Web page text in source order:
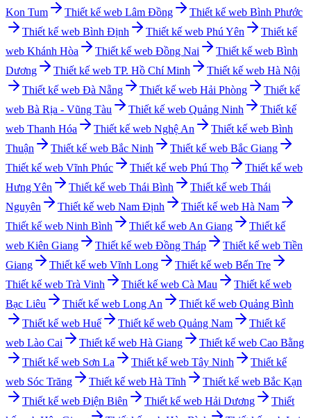
Kon Tum
Thiết kế web Lâm Đồng Thiết kế web Bình Phước
Thiết kế web Bình Định Thiết kế web Phú Yên
Thiết kế
web Khánh Hòa Thiết kế web Đồng Nai Thiết kế web Bình
Dương
Thiết kế web TP. Hồ Chí Minh Thiết kế web Hà Nội
Thiết kế web Đà Nẵng Thiết kế web Hải Phòng
Thiết kế
web Bà Rịa - Vũng Tàu Thiết kế web Quảng Ninh
Thiết kế
web Thanh Hóa Thiết kế web Nghệ An Thiết kế web Bình
Thuận
Thiết kế web Bắc Ninh Thiết kế web Bắc Giang
Thiết kế web Vĩnh Phúc Thiết kế web Phú Thọ
Thiết kế web
Hưng Yên
Thiết kế web Thái Bình Thiết kế web Thái
Nguyên
Thiết kế web Nam Định Thiết kế web Hà Nam
Thiết kế web Ninh Bình Thiết kế web An Giang
Thiết kế
web Kiên Giang Thiết kế web Đồng Tháp Thiết kế web Tiền
Giang
Thiết kế web Vĩnh Long Thiết kế web Bến Tre
Thiết kế web Trà Vinh Thiết kế web Cà Mau
Thiết kế web
Bạc Liêu
Thiết kế web Long An Thiết kế web Quảng Bình
Thiết kế web Huế Thiết kế web Quảng Nam
Thiết kế
web Lào Cai Thiết kế web Hà Giang Thiết kế web Cao Bằng
Thiết kế web Sơn La Thiết kế web Tây Ninh
Thiết kế
web Sóc Trăng Thiết kế web Hà Tĩnh Thiết kế web Bắc Kạn
Thiết kế web Điện Biên Thiết kế web Hải Dương
Thiết